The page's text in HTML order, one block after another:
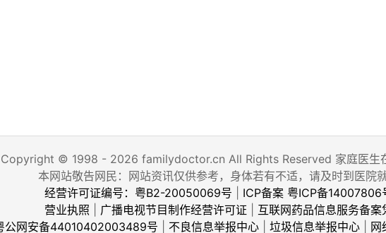
Copyright © 1998 - 2026 familydoctor.cn All Rights Reserved 家庭医生
本网站敬告网民：网站资讯仅供参考，身体若有不适，请及时到医院就
经营许可证编号：粤B2-20050069号
ICP备案 粤ICP备14007806
营业执照
广播电视节目制作经营许可证
互联网药品信息服务备案
公网安备44010402003489号
不良信息举报中心 垃圾信息举报中心 网